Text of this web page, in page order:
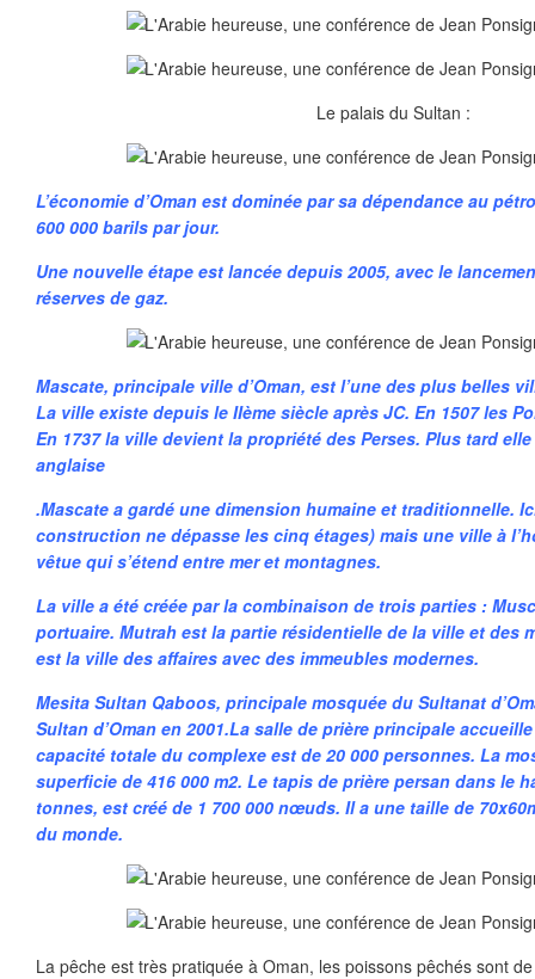
Le palais du Sultan :
L’économie d’Oman est dominée par sa dépendance au
600 000 barils par jour.
Une nouvelle étape est lancée depuis 2005, avec le
réserves de gaz.
Mascate, principale ville d’Oman, est l’une des plus belles
La ville existe depuis le IIème siècle après JC. En 1507 les
En 1737 la ville devient la propriété des Perses. Plus tard
anglaise
.Mascate a gardé une dimension humaine et traditionnelle.
construction ne dépasse les cinq étages) mais une ville à
vêtue qui s’étend entre mer et montagnes.
La ville a été créée par la combinaison de trois parties :
portuaire. Mutrah est la partie résidentielle de la ville et des
est la ville des affaires avec des immeubles modernes.
Mesita Sultan Qaboos, principale mosquée du Sultanat
Sultan d’Oman en 2001.La salle de prière principale
capacité totale du complexe est de 20 000 personnes. La
superficie de 416 000 m2. Le tapis de prière persan dans le
tonnes, est créé de 1 700 000 nœuds. Il a une taille de
du monde.
La pêche est très pratiquée à Oman, les poissons pêchés sont